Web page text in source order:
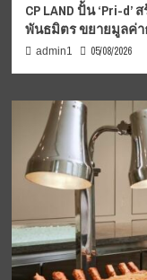
CP LAND ปั้น ‘Pri-
พันธมิตร ขยายมูลค่า
admin1 05/08/2026